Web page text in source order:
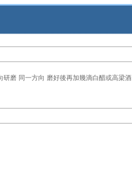
磨 同一方向 磨好後再加幾滴白醋或高梁酒